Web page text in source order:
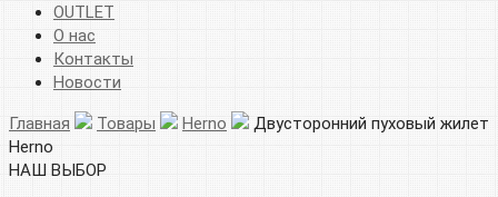
OUTLET
О нас
Контакты
Новости
Главная Товары Herno
Двусторонний пуховый жилет
Herno
НАШ ВЫБОР